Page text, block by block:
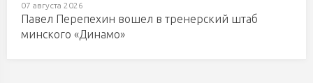
07 августа 2026
Павел Перепехин вошел в тренерский штаб
минского «Динамо»